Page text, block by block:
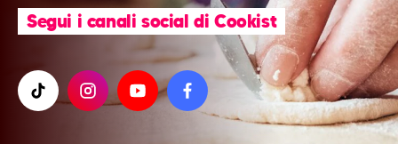
Segui i canali social di Cookist